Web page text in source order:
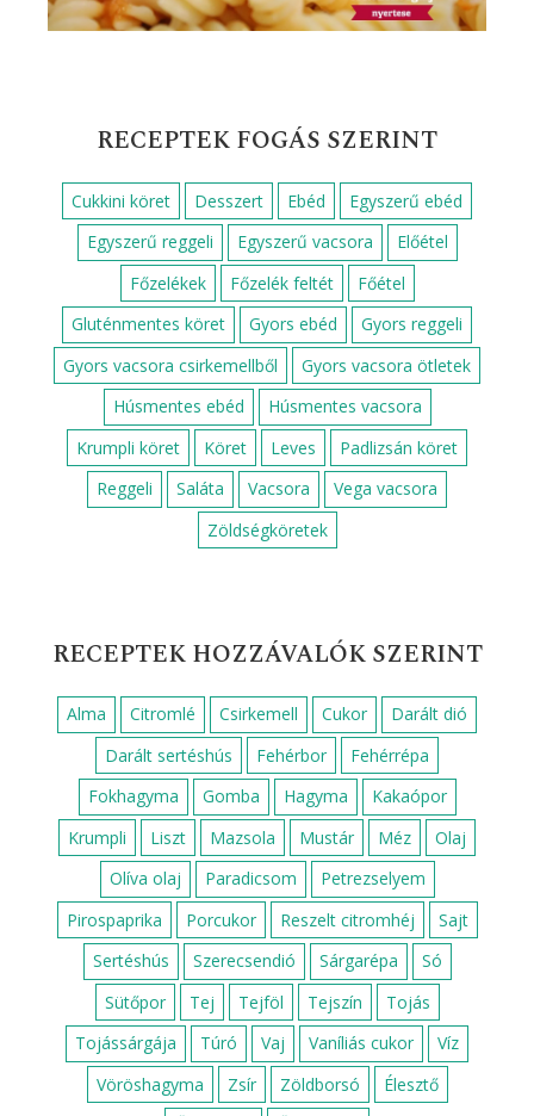
RECEPTEK FOGÁS SZERINT
Cukkini köret Desszert Ebéd
Egyszerű ebéd
Egyszerű reggeli
Egyszerű vacsora
Előétel
Főzelékek
Főzelék feltét
Főétel
Gluténmentes köret
Gyors ebéd
Gyors reggeli
Gyors vacsora csirkemellből
Gyors vacsora ötletek
Húsmentes ebéd
Húsmentes vacsora
Krumpli köret
Köret Leves
Padlizsán köret
Reggeli
Saláta Vacsora
Vega vacsora
Zöldségköretek
RECEPTEK HOZZÁVALÓK SZERINT
Alma Citromlé Csirkemell Cukor
Darált dió
Darált sertéshús
Fehérbor
Fehérrépa
Fokhagyma
Gomba Hagyma
Kakaópor
Krumpli
Liszt Mazsola Mustár Méz
Olaj
Olíva olaj
Paradicsom
Petrezselyem
Pirospaprika
Porcukor Reszelt citromhéj
Sajt
Sertéshús
Szerecsendió Sárgarépa
Só
Sütőpor
Tej Tejföl Tejszín
Tojás
Tojássárgája
Túró Vaj Vaníliás cukor
Víz
Vöröshagyma
Zsír Zöldborsó
Élesztő